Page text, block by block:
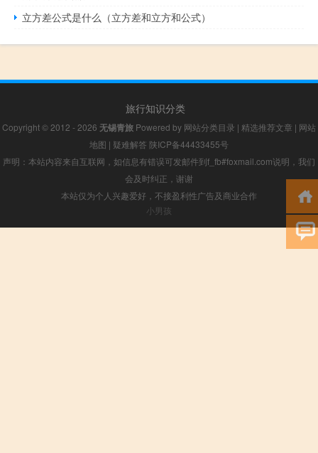
立方差公式是什么（立方差和立方和公式）
旅行知识分类
Copyright © 2012 - 2026 无锡青旅 Powered by 网站分类目录 | 精选推荐文章 | 网站
地图 | 疑难解答 陕ICP备44433455号
声明：本站内容来自互联网，如信息有错误可发邮件到f_fb#foxmail.com说明，我们
会及时纠正，谢谢
本站仅为个人兴趣爱好，不接盈利性广告及商业合作
小男孩